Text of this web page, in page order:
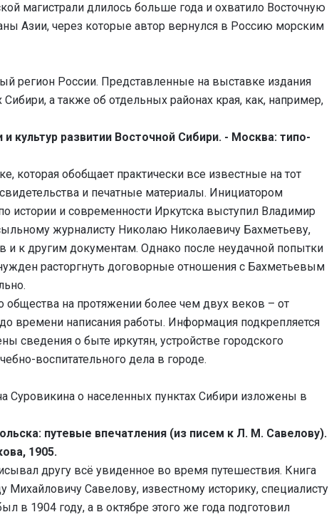
магистрали длилось больше года и охватило Восточную
Азии, через которые автор вернулся в Россию морским
регион России. Представленные на выставке издания
а также об отдельных районах края, как, например,
культур развитии Восточной Сибири. - Москва: типо-
которая обобщает практически все известные на тот
и печатные материалы. Инициатором
истории и современности Иркутска выступил Владимир
журналисту Николаю Николаевичу Бахметьеву,
и к другим документам. Однако после неудачной попытки
расторгнуть договорные отношения с Бахметьевым
общества на протяжении более чем двух веков – от
времени написания работы. Информация подкрепляется
сведения о быте иркутян, устройстве городского
воспитательного дела в городе.
Суровикина о населенных пунктах Сибири изложены в
путевые впечатления (из писем к Л. М. Савелову).
1905.
другу всё увиденное во время путешествия. Книга
Савелову, известному историку, специалисту
в 1904 году, а в октябре этого же года подготовил